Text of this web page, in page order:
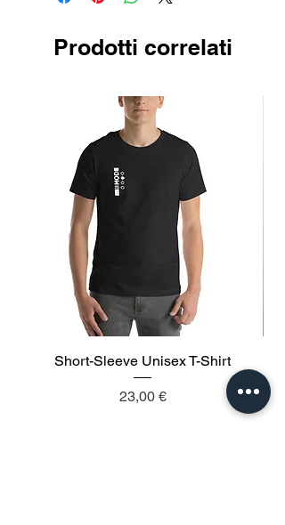
Prodotti correlati
Short-Sleeve Unisex T-Shirt
Prezzo
23,00 €